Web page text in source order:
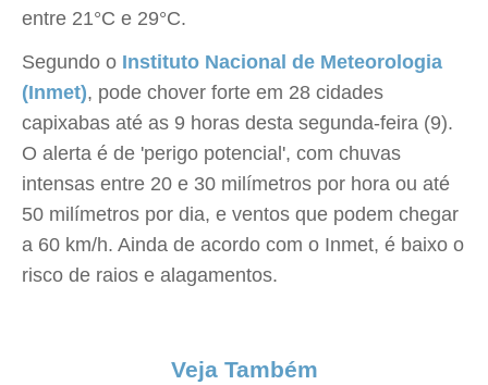
entre 21°C e 29°C.
Segundo o Instituto Nacional de Meteorologia
(Inmet), pode chover forte em 28 cidades
capixabas até as 9 horas desta segunda-feira (9).
O alerta é de 'perigo potencial', com chuvas
intensas entre 20 e 30 milímetros por hora ou até
50 milímetros por dia, e ventos que podem chegar
a 60 km/h. Ainda de acordo com o Inmet, é baixo o
risco de raios e alagamentos.
Veja Também